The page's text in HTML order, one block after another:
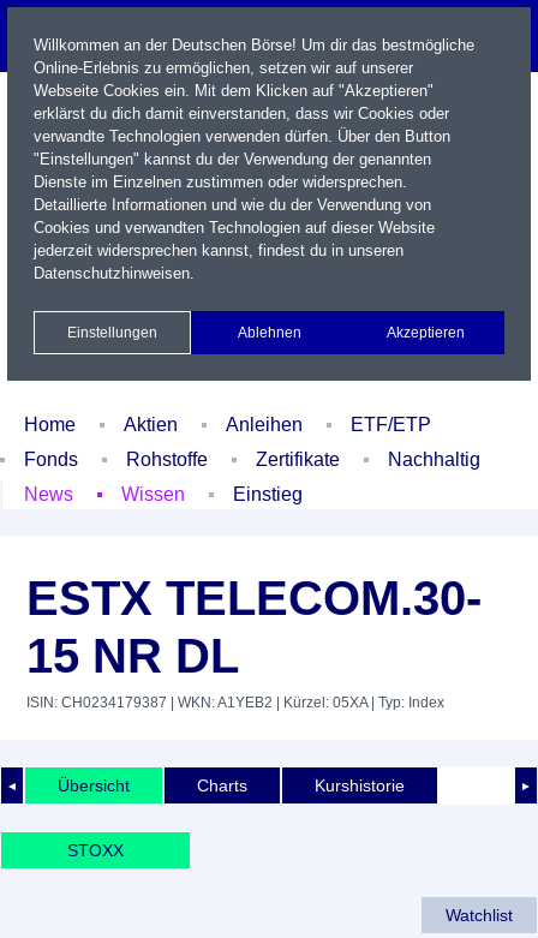
Name / WKN / ISIN / Kürzel
Xetra Realtime
Watchlist Portfolio Login
Home Aktien Anleihen
ETF/ETP
Fonds
Rohstoffe Zertifikate
Nachhaltig
News
Wissen Einstieg
ESTX TELECOM.30-
15 NR DL
ISIN: CH0234179387 | WKN: A1YEB2 | Kürzel: 05XA| Typ: Index
◄ ►
Übersicht Charts Kurshistorie
STOXX
Watchlist
Willkommen an der Deutschen Börse! Um dir das bestmögliche
Online-Erlebnis zu ermöglichen, setzen wir auf unserer
Webseite Cookies ein. Mit dem Klicken auf "Akzeptieren"
erklärst du dich damit einverstanden, dass wir Cookies oder
verwandte Technologien verwenden dürfen. Über den Button
"Einstellungen" kannst du der Verwendung der genannten
Dienste im Einzelnen zustimmen oder widersprechen.
Detaillierte Informationen und wie du der Verwendung von
Cookies und verwandten Technologien auf dieser Website
jederzeit widersprechen kannst, findest du in unseren
Datenschutzhinweisen.
Einstellungen Ablehnen Akzeptieren